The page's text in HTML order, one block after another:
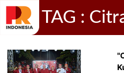
TAG :